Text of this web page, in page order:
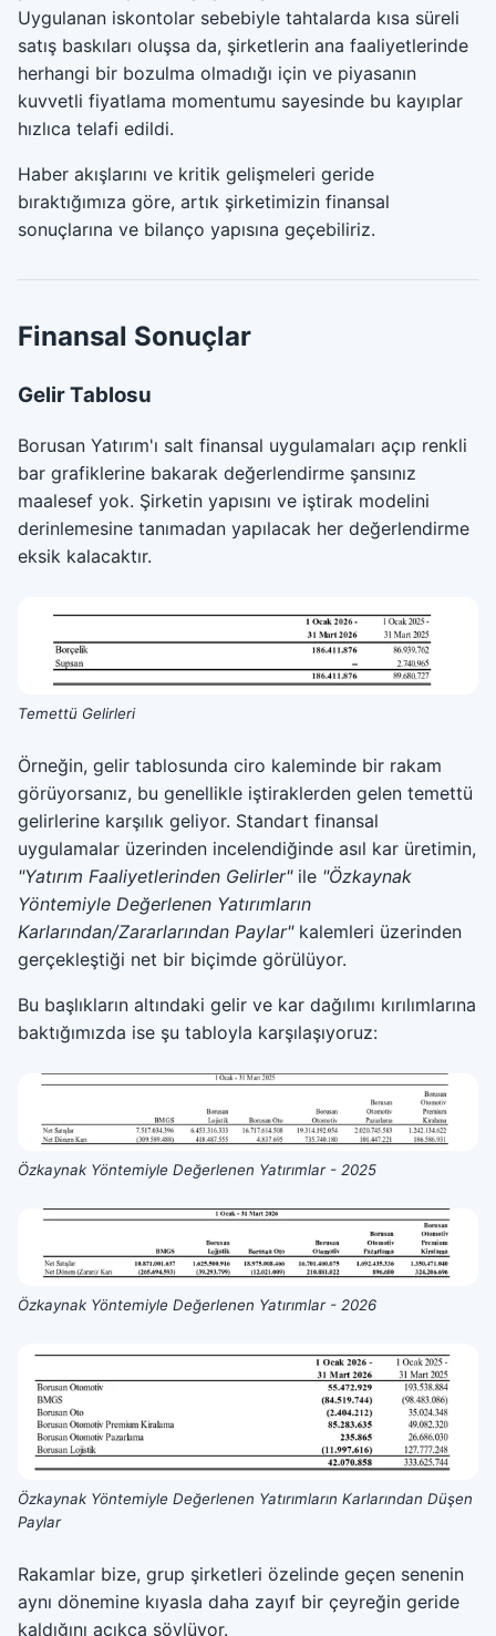
Uygulanan iskontolar sebebiyle tahtalarda kısa süreli
satış baskıları oluşsa da, şirketlerin ana faaliyetlerinde
herhangi bir bozulma olmadığı için ve piyasanın
kuvvetli fiyatlama momentumu sayesinde bu kayıplar
hızlıca telafi edildi.
Haber akışlarını ve kritik gelişmeleri geride
bıraktığımıza göre, artık şirketimizin finansal
sonuçlarına ve bilanço yapısına geçebiliriz.
Finansal Sonuçlar
Gelir Tablosu
Borusan Yatırım'ı salt finansal uygulamaları açıp renkli
bar grafiklerine bakarak değerlendirme şansınız
maalesef yok. Şirketin yapısını ve iştirak modelini
derinlemesine tanımadan yapılacak her değerlendirme
eksik kalacaktır.
Temettü Gelirleri
Örneğin, gelir tablosunda ciro kaleminde bir rakam
görüyorsanız, bu genellikle iştiraklerden gelen temettü
gelirlerine karşılık geliyor. Standart finansal
uygulamalar üzerinden incelendiğinde asıl kar üretimin,
"Yatırım Faaliyetlerinden Gelirler"ile "Özkaynak
Yöntemiyle Değerlenen Yatırımların
Karlarından/Zararlarından Paylar"kalemleri üzerinden
gerçekleştiği net bir biçimde görülüyor.
Bu başlıkların altındaki gelir ve kar dağılımı kırılımlarına
baktığımızda ise şu tabloyla karşılaşıyoruz:
Özkaynak Yöntemiyle Değerlenen Yatırımlar - 2025
Özkaynak Yöntemiyle Değerlenen Yatırımlar - 2026
Özkaynak Yöntemiyle Değerlenen Yatırımların Karlarından Düşen
Paylar
Rakamlar bize, grup şirketleri özelinde geçen senenin
aynı dönemine kıyasla daha zayıf bir çeyreğin geride
kaldığını açıkça söylüyor.